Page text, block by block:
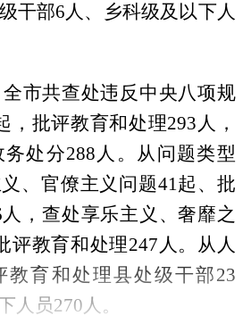
干部6人、乡科级及以下人
市共查处违反中央八项规
，批评教育和处理293人，
处分288人。从问题类型
、官僚主义问题41起、批
，查处享乐主义、奢靡之
评教育和处理247人。从人
教育和处理县处级干部23
人员270人。